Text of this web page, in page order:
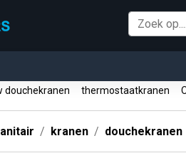
douchekranen thermostaatkranen
kranen douchekranen